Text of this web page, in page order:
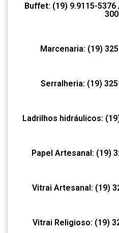
Buffet: (19) 9.9115-
Marcenaria: (19)
Serralheria: (19)
Ladrilhos hidráulicos:
Papel Artesanal: (19)
Vitrai Artesanal: (19)
Vitrai Religioso: (19)